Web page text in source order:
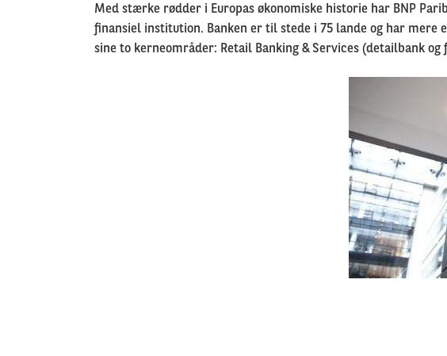
Med stærke rødder i Europas økonomiske historie har BNP
finansiel institution. Banken er til stede i 75 lande og har mere
sine to kerneområder: Retail Banking & Services (detailbank og